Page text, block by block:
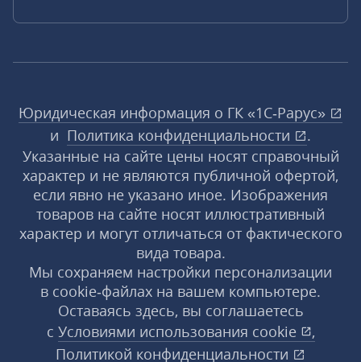
Юридическая информация о ГК «1С‑Рарус»
и Политика конфиденциальности
.
Указанные на сайте цены носят справочный
характер и не являются публичной офертой,
если явно не указано иное. Изображения
товаров на сайте носят иллюстративный
характер и могут отличаться от фактического
вида товара.
Мы сохраняем настройки персонализации
в cookie‑файлах на вашем компьютере.
Оставаясь здесь, вы соглашаетесь
с Условиями использования cookie
,
Политикой конфиденциальности